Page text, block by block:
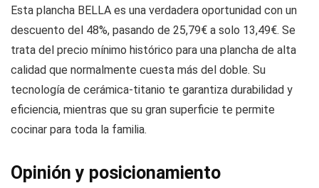
Esta plancha BELLA es una verdadera oportunidad con un
descuento del 48%, pasando de 25,79€ a solo 13,49€. Se
trata del precio mínimo histórico para una plancha de alta
calidad que normalmente cuesta más del doble. Su
tecnología de cerámica-titanio te garantiza durabilidad y
eficiencia, mientras que su gran superficie te permite
cocinar para toda la familia.
Opinión y posicionamiento